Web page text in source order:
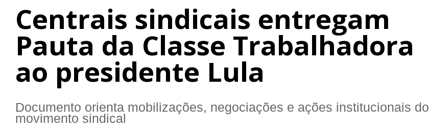
Centrais sindicais entregam
Pauta da Classe Trabalhadora
ao presidente Lula
Documento orienta mobilizações, negociações e ações institucionais do
movimento sindical